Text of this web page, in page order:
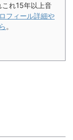
れ15年以上音
フィール詳細や
。